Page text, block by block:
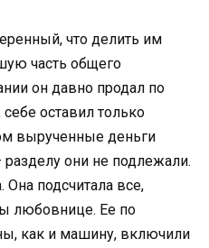
что делить им
часть общего
он давно продал по
оставил только
вырученные деньги
они не подлежали.
Она подсчитала все,
любовнице. Ее по
как и машину, включили